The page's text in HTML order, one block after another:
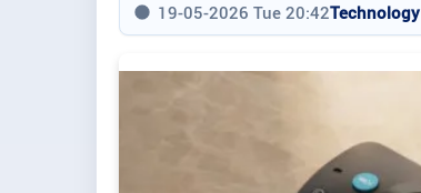
19-05-2026 Tue 20:42Technology